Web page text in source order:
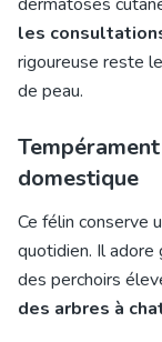
les
rigoureuse reste
de peau.
domestique
Ce félin conserve
quotidien. Il
des perchoirs
des arbres à